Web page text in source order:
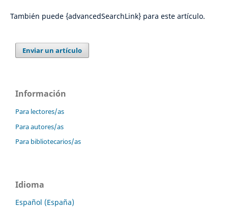
También puede {advancedSearchLink} para este artículo.
Enviar un artículo
Información
Para lectores/as
Para autores/as
Para bibliotecarios/as
Idioma
Español (España)